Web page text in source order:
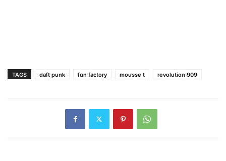
TAGS daft punk fun factory mousse t revolution 909